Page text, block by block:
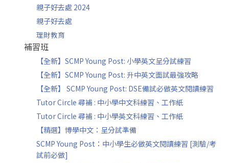
親子好去處 2024
親子好去處
理財教育
補習班
【全新】SCMP Young Post: 小學英文呈分試練習
【全新】SCMP Young Post: 升中英文面試最強攻略
【全新】 SCMP Young Post: DSE備試必做英文閱讀練習
Tutor Circle 尋補 : 中小學中文科練習、工作紙
Tutor Circle 尋補 : 中小學英文科練習、工作紙
【精選】博學中文：呈分試準備
SCMP Young Post：中小學生必做英文閱讀練習 [測驗/考
試前必做]